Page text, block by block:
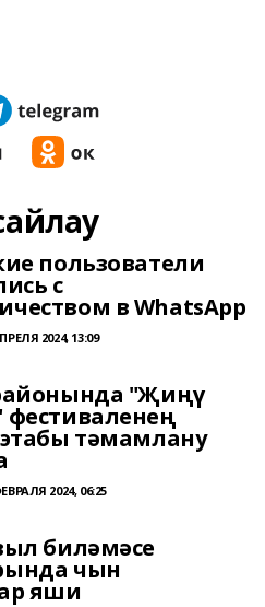
пользователи
с
в WhatsApp
2024, 13:09
"Җиңү
тәмамлану
2024, 06:25
биләмәсе
чын
яши